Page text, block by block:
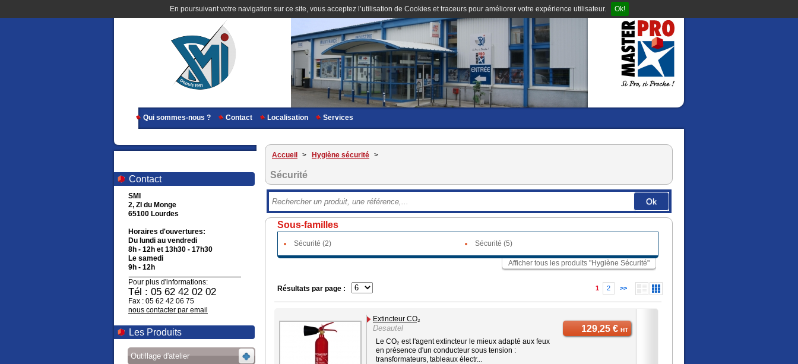
En poursuivant votre navigation sur ce site, vous acceptez l’utilisation de Cookies et traceurs pour améliorer votre expérience utilisateur. Ok!
Qui sommes-nous ? Contact Localisation Services
Contact
SMI
2, ZI du Monge
65100 Lourdes
Horaires d'ouvertures:
Du lundi au vendredi
8h - 12h et 13h30 - 17h30
Le samedi
9h - 12h
Pour plus d'informations:
Tél : 05 62 42 02 02
Fax : 05 62 42 06 75
nous contacter par email
Les Produits
Outillage d'atelier
Accueil > Hygiène sécurité >
Sécurité
Ok
Sous-familles
Sécurité (2) Sécurité (5)
Afficher tous les produits "Hygiène Sécurité"
Résultats par page : 1 2 >>
Extincteur CO₂
Desautel
Le CO₂ est l'agent extincteur le mieux adapté aux feux
en présence d'un conducteur sous tension :
transformateurs, tableaux électr...
129,25 €HT